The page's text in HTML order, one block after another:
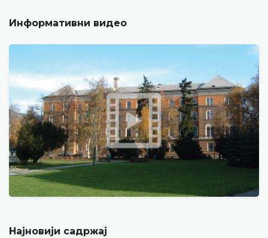
Информативни видео
Најновији садржај